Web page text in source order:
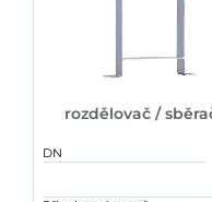
rozdělovač /
DN